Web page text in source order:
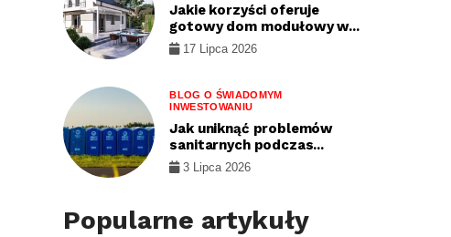
Jakie korzyści oferuje
gotowy dom modułowy w...
17 Lipca 2026
BLOG O ŚWIADOMYM
INWESTOWANIU
Jak uniknąć problemów
sanitarnych podczas...
3 Lipca 2026
Popularne artykuły